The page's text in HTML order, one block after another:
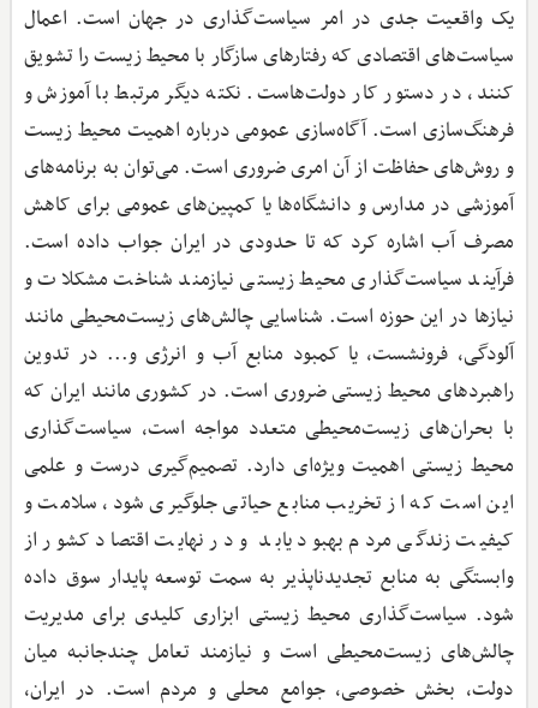
یک واقعیت جدی در امر سیاست‌گذاری در جهان است. اعمال
سیاست‌های اقتصادی که رفتارهای سازگار با محیط ‌زیست را تشویق
کنند، در دستور کار دولت‌هاست. نکته دیگر مرتبط با آموزش و
فرهنگ‌سازی است. آگاه‌سازی عمومی درباره اهمیت محیط ‌زیست
و روش‌های حفاظت از آن امری ضروری است. می‌توان به برنامه‌های
آموزشی در مدارس و دانشگاه‌ها یا کمپین‌های عمومی برای کاهش
مصرف آب اشاره کرد که تا حدودی در ایران جواب داده است.
فرآیند سیاست‌گذاری محیط ‌زیستی نیازمند شناخت مشکلات و
نیازها در این حوزه است. شناسایی چالش‌های زیست‌محیطی مانند
آلودگی، فرونشست، یا کمبود منابع آب و انرژی و... در تدوین
راهبردهای محیط ‌زیستی ضروری است. در کشوری مانند ایران که
با بحران‌های زیست‌محیطی متعدد مواجه است، سیاست‌گذاری
محیط ‌زیستی اهمیت ویژه‌ای دارد. تصمیم‌گیری درست و علمی
این است که از تخریب منابع حیاتی جلوگیری شود، سلامت و
کیفیت زندگی مردم بهبود یابد و در نهایت اقتصاد کشور از
وابستگی به منابع تجدیدناپذیر به سمت توسعه پایدار سوق داده
شود. سیاست‌گذاری محیط ‌زیستی ابزاری کلیدی برای مدیریت
چالش‌های زیست‌محیطی است و نیازمند تعامل چندجانبه میان
دولت، بخش خصوصی، جوامع محلی و مردم است. در ایران،